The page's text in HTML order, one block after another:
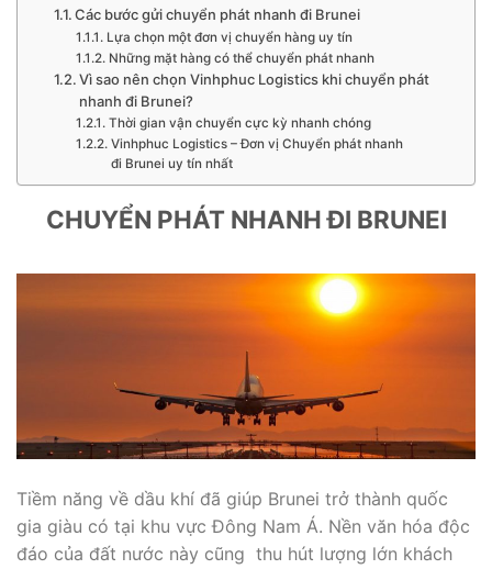
Các bước gửi chuyển phát nhanh đi Brunei
Lựa chọn một đơn vị chuyển hàng uy tín
Những mặt hàng có thể chuyển phát nhanh
Vì sao nên chọn Vinhphuc Logistics khi chuyển phát
nhanh đi Brunei?
Thời gian vận chuyển cực kỳ nhanh chóng
Vinhphuc Logistics – Đơn vị Chuyển phát nhanh
đi Brunei uy tín nhất
CHUYỂN PHÁT NHANH ĐI BRUNEI
Tiềm năng về dầu khí đã giúp Brunei trở thành quốc
gia giàu có tại khu vực Đông Nam Á. Nền văn hóa độc
đáo của đất nước này cũng thu hút lượng lớn khách